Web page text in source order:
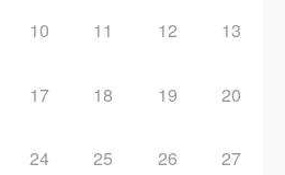
10 11 12 13
17 18 19 20
24 25 26 27